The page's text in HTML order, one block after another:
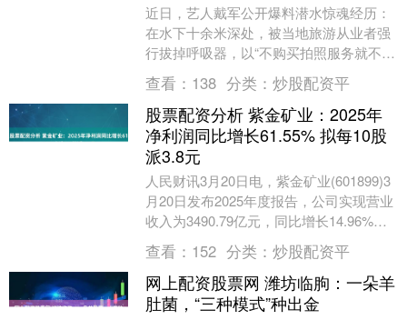
近日，艺人戴军公开爆料潜水惊魂经历：
在水下十余米深处，被当地旅游从业者强
行拔掉呼吸器，以“不购买拍照服务就不归
还装备”相威胁，在窒息的恐惧中被迫妥协
付费。 看....
查看： 138 分类： 炒股配资平
股票配资分析 紫金矿业：2025年
净利润同比增长61.55% 拟每10股
派3.8元
人民财讯3月20日电，紫金矿业(601899)3
月20日发布2025年度报告，公司实现营业
收入为3490.79亿元，同比增长14.96%；
实现归属于上市公司股东....
查看： 152 分类： 炒股配资平
网上配资股票网 潍坊临朐：一朵羊
肚菌，“三种模式”种出金